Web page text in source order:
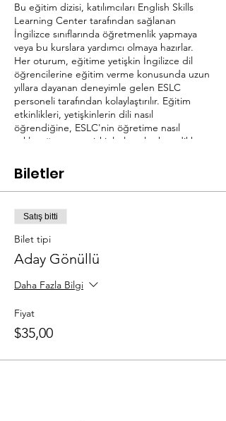
Bu eğitim dizisi, katılımcıları English Skills
Learning Center tarafından sağlanan
İngilizce sınıflarında öğretmenlik yapmaya
veya bu kurslara yardımcı olmaya hazırlar.
Her oturum, eğitime yetişkin İngilizce dil
öğrencilerine eğitim verme konusunda uzun
yıllara dayanan deneyimle gelen ESLC
personeli tarafından kolaylaştırılır. Eğitim
etkinlikleri, yetişkinlerin dili nasıl
öğrendiğine, ESLC'nin öğretime nasıl
yaklaştığına ve yetişkinlerle çalışırken dikkat
Eğitimdeki her aktivite aynı zamanda
uygulamalı, ilgi çekici ve tartışma odaklı bir
sınıfta ESLC'nin değer verdiği öğrenme
aktivitesi türlerini modellemek için bir
fırsattır.
Biletler
Satış bitti
Bilet tipi
Aday Gönüllü
Daha Fazla Bilgi
Fiyat
$35,00